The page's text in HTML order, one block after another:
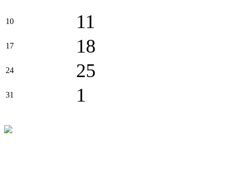
10 11
17 18
24 25
31 1